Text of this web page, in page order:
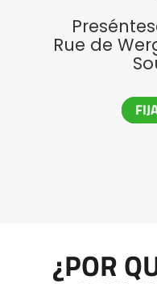
Rue de
¿POR